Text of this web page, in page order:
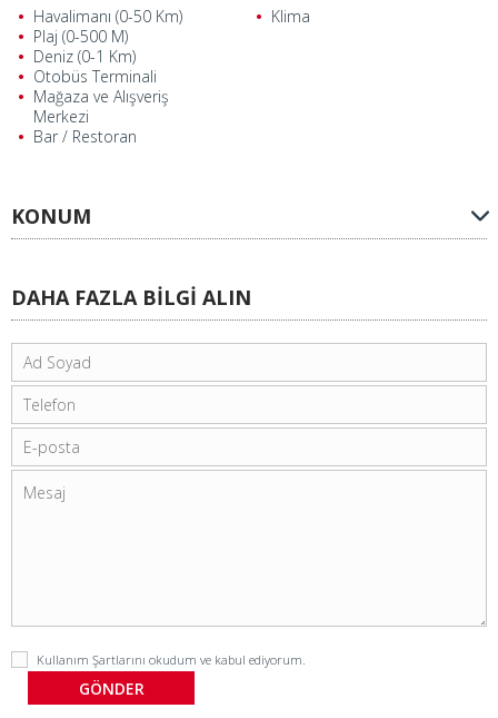
Havalimanı (0-50 Km)
Plaj (0-500 M)
Deniz (0-1 Km)
Otobüs Terminali
Mağaza ve Alışveriş
Merkezi
Bar / Restoran
Klima
KONUM
DAHA FAZLA BİLGİ ALIN
Kullanım Şartlarını okudum ve kabul ediyorum.